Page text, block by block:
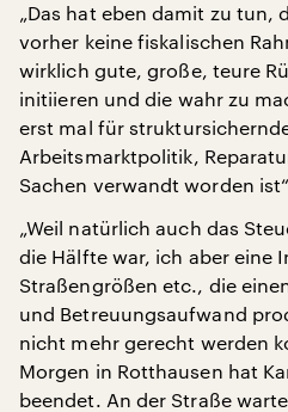
„Das hat eben damit zu tun,
vorher keine fiskalischen
wirklich gute, große, teure
initiieren und die wahr zu
erst mal für
Arbeitsmarktpolitik,
Sachen verwandt worden
„Weil natürlich auch das
die Hälfte war, ich aber eine
Straßengrößen etc., die
und Betreuungsaufwand
nicht mehr gerecht werden
Morgen in Rotthausen hat
beendet. An der Straße